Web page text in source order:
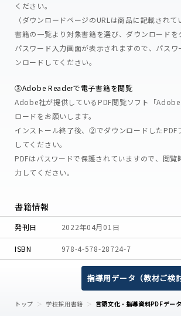
ください。
（ダウンロードページのURLは商品に記載されて
書籍の一覧より対象書籍を選び、ダウンロードを
パスワード入力画面が表示されますので、パスワ
ンロードしてください。
③Adobe Readerで電子書籍を閲覧
Adobe社が提供しているPDF閲覧ソフト「
ロードをお願いします。
インストール終了後、②でダウンロードしたPDF
してください。
PDFはパスワードで保護されていますので、閲覧
力してください。
書籍情報
発刊日 2022年04月01日
ISBN 978-4-578-28724-7
指導用データ（教材ご検
トップ 学校採用書籍 言語文化 - 指導資料PDFデー